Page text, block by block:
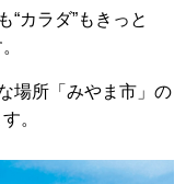
“カラダ”もきっと
場所「みやま市」の
。